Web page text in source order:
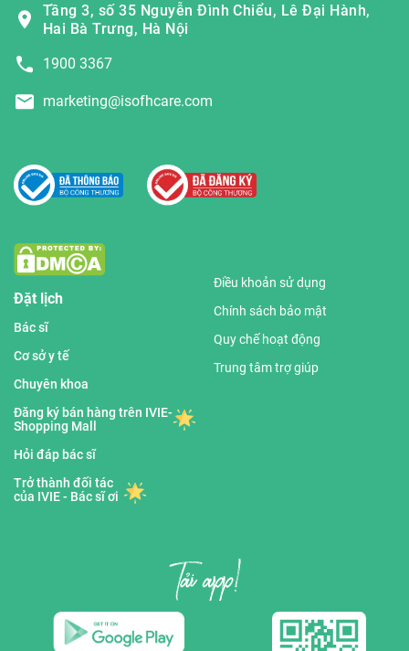
Tầng 3, số 35 Nguyễn Đình Chiểu, Lê Đại Hành,
Hai Bà Trưng, Hà Nội
1900 3367
marketing@isofhcare.com
Đặt lịch
Bác sĩ
Cơ sở y tế
Chuyên khoa
Đăng ký bán hàng trên IVIE-
Shopping Mall
Hỏi đáp bác sĩ
Trở thành đối tác
của IVIE - Bác sĩ ơi
Điều khoản sử dụng
Chính sách bảo mật
Quy chế hoạt động
Trung tâm trợ giúp